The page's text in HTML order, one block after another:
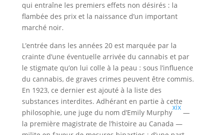
qui entraîne les premiers effets non désirés : la
flambée des prix et la naissance d’un important
marché noir.
L’entrée dans les années 20 est marquée par la
crainte d’une éventuelle arrivée du cannabis et par
le stigmate qu’on lui colle à la peau : sous l’influence
du cannabis, de graves crimes peuvent être commis.
En 1923, ce dernier est ajouté à la liste des
substances interdites. Adhérant en partie à cette
philosophie, une juge du nom d’Emily Murphy
xix
—
la première magistrate de l’histoire au Canada —